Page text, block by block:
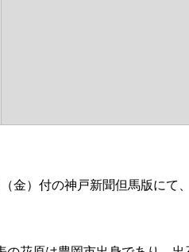
（金）付の神戸新聞但馬版にて